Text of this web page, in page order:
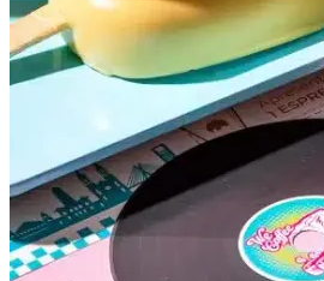
Cruzeiro